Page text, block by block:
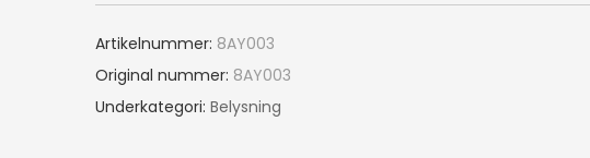
Artikelnummer: 8AY003
Original nummer: 8AY003
Underkategori: Belysning